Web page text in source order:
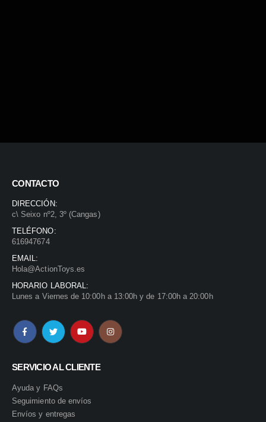
CONTACTO
DIRECCIÓN:
c\ Seixo nº2, 3º (Cangas)
TELÉFONO:
616947674
EMAIL:
Hola@ActionToys.es
HORARIO LABORAL:
Lunes a Viernes de 10:00h a 13:00h y de 17:00h a 20:00h
SERVICIO AL CLIENTE
Ayuda y FAQs
Seguimiento de envíos
Envíos y entregas